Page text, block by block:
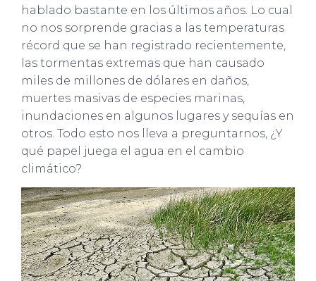
hablado bastante en los últimos años. Lo cual
no nos sorprende gracias a las temperaturas
récord que se han registrado recientemente,
las tormentas extremas que han causado
miles de millones de dólares en daños,
muertes masivas de especies marinas,
inundaciones en algunos lugares y sequías en
otros. Todo esto nos lleva a preguntarnos, ¿Y
qué papel juega el agua en el cambio
climático?